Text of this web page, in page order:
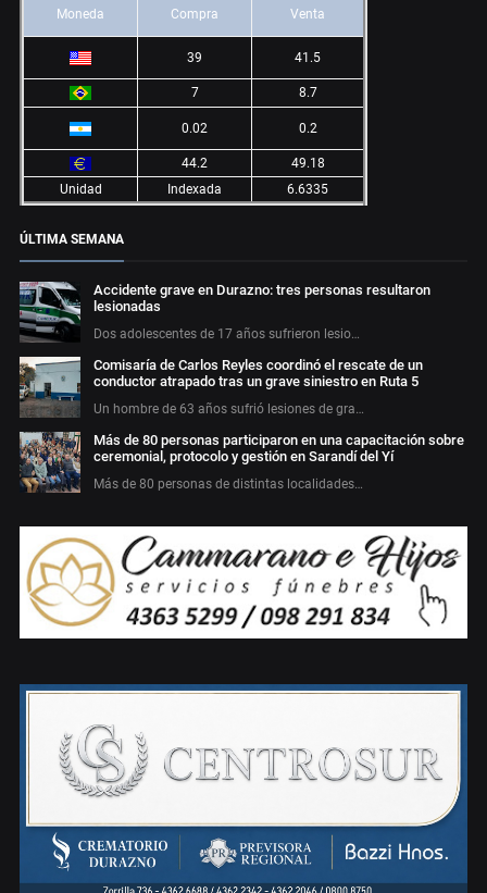
Moneda Compra Venta
39 41.5
7 8.7
0.02 0.2
44.2
49.18
Unidad
Indexada 6.6335
ÚLTIMA SEMANA
Accidente grave en Durazno: tres personas resultaron
lesionadas
Dos adolescentes de 17 años sufrieron lesio…
Comisaría de Carlos Reyles coordinó el rescate de un
conductor atrapado tras un grave siniestro en Ruta 5
Un hombre de 63 años sufrió lesiones de gra…
Más de 80 personas participaron en una capacitación sobre
ceremonial, protocolo y gestión en Sarandí del Yí
Más de 80 personas de distintas localidades…